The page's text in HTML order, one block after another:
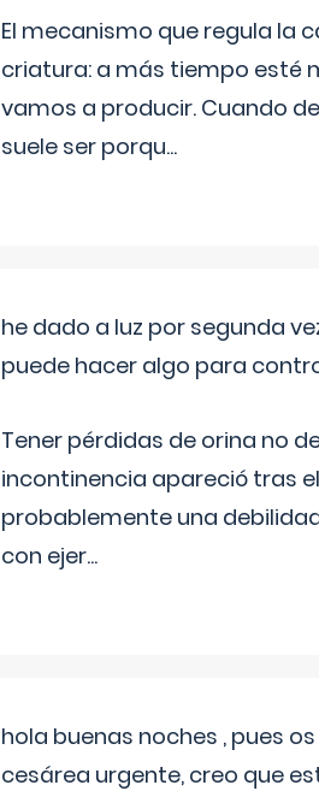
El mecanismo que regula la
criatura: a más tiempo esté
vamos a producir. Cuando
suele ser porqu...
he dado a luz por segunda
puede hacer algo para
Tener pérdidas de orina no
incontinencia apareció tras
probablemente una
con ejer...
hola buenas noches , pues
cesárea urgente, creo que